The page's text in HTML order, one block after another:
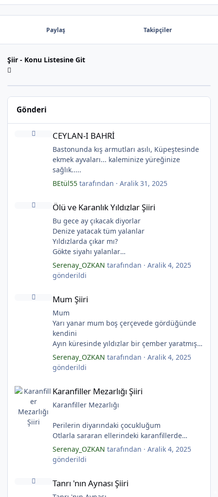
Paylaş Takipçiler
Şiir - Konu Listesine Git
Gönderi
CEYLAN-I BAHRİ
Bastonunda kış armutları asılı, Küpeştesinde
ekmek ayvaları... kaleminize yüreğinize
sağlık.....
BEtül55tarafından · Aralik 31, 2025
Ölü ve Karanlık Yıldızlar Şiiri
Bu gece ay çıkacak diyorlar
Denize yatacak tüm yalanlar
Yıldızlarda çıkar mı?
Gökte siyahı yalanlar
Ölü ve karanlık yıldızlar
Ayı sarhoş etmişler
Ay kesilmiş kızıl, kızıl
(Serenay Özkan, Viata)
Serenay_OZKAN tarafından · Aralik 4, 2025
gönderildi
Mum Şiiri
Mum
Yarı yanar mum boş çerçevede gördüğünde
kendini
Ayın küresinde yıldızlar bir çember yaratmış
Çocukların rüyalarını.
Gıcırdayan tahta evimizdeki mumlar
Bizi bizlere gösteren fenermiş.
Fenerler bir başka yanarmış.
Hayalin gerçeğinde susmayan sesini
Aşıklar evlerinde ailelerini sayarmış.
Sular ateşi söndürür derler
Aşıklar evinde ateş yükselirmiş
Çerçeveler bir olur, sokaklar birleştiğinde
Evler bir olur aşıklar evinde.
(Serenay Özkan)
Serenay_OZKAN tarafından · Aralik 4, 2025
gönderildi
Karanfiller Mezarlığı Şiiri
Karanfiller Mezarlığı
Perilerin diyarındaki çocukluğum
Otlarla sararan ellerindeki karanfillerde
Yarım kalan anneler
Pas tutan yüreklerle yeşil mezarlıkta hayaller
Tuzlu nehirdeki soğukluğum
Kuru topraklar küf tutar
Serenay_OZKAN tarafından · Aralik 4, 2025
gönderildi
Tanrı 'nın Aynası Şiiri
*